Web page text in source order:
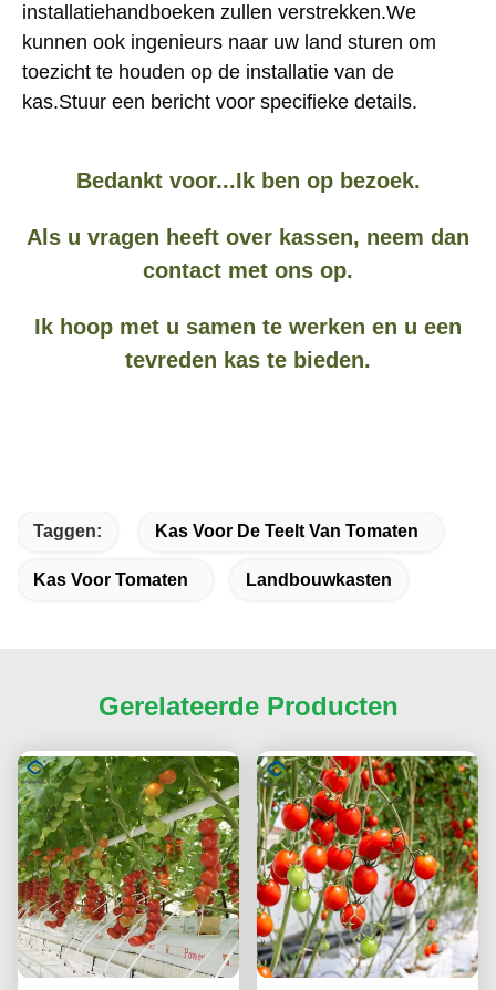
installatiehandboeken zullen verstrekken.We
kunnen ook ingenieurs naar uw land sturen om
toezicht te houden op de installatie van de
kas.Stuur een bericht voor specifieke details.
Bedankt voor...Ik ben op bezoek.
Als u vragen heeft over kassen, neem dan
contact met ons op.
Ik hoop met u samen te werken en u een
tevreden kas te bieden.
Taggen: Kas Voor De Teelt Van Tomaten
Kas Voor Tomaten Landbouwkasten
Gerelateerde Producten